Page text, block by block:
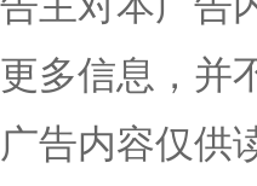
更多信息，并
广告内容仅供